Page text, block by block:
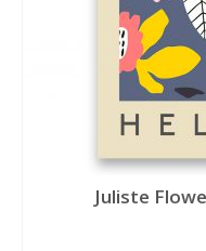
Juliste